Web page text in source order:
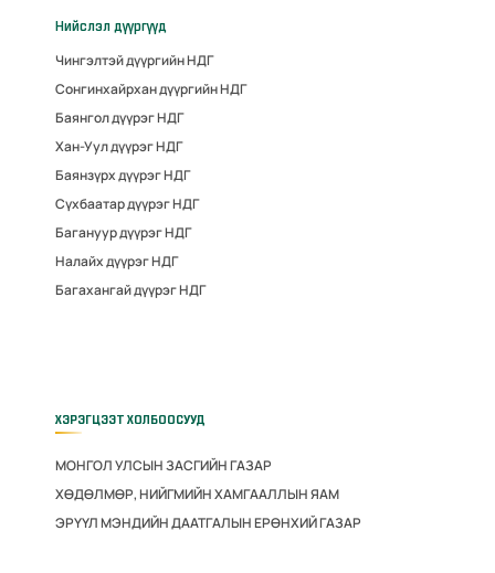
Нийслэл дүүргүүд
Чингэлтэй дүүргийн НДГ
Сонгинхайрхан дүүргийн НДГ
Баянгол дүүрэг НДГ
Хан-Уул дүүрэг НДГ
Баянзүрх дүүрэг НДГ
Сүхбаатар дүүрэг НДГ
Багануур дүүрэг НДГ
Налайх дүүрэг НДГ
Багахангай дүүрэг НДГ
ХЭРЭГЦЭЭТ ХОЛБООСУУД
МОНГОЛ УЛСЫН ЗАСГИЙН ГАЗАР
ХӨДӨЛМӨР, НИЙГМИЙН ХАМГААЛЛЫН ЯАМ
ЭРҮҮЛ МЭНДИЙН ДААТГАЛЫН ЕРӨНХИЙ ГАЗАР